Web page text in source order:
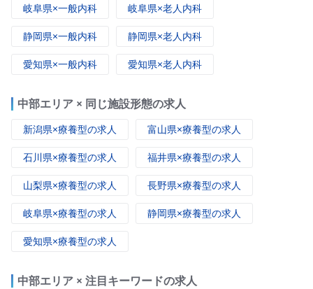
岐阜県×一般内科 岐阜県×老人内科
静岡県×一般内科 静岡県×老人内科
愛知県×一般内科 愛知県×老人内科
中部エリア × 同じ施設形態の求人
新潟県×療養型の求人 富山県×療養型の求人
石川県×療養型の求人 福井県×療養型の求人
山梨県×療養型の求人 長野県×療養型の求人
岐阜県×療養型の求人 静岡県×療養型の求人
愛知県×療養型の求人
中部エリア × 注目キーワードの求人